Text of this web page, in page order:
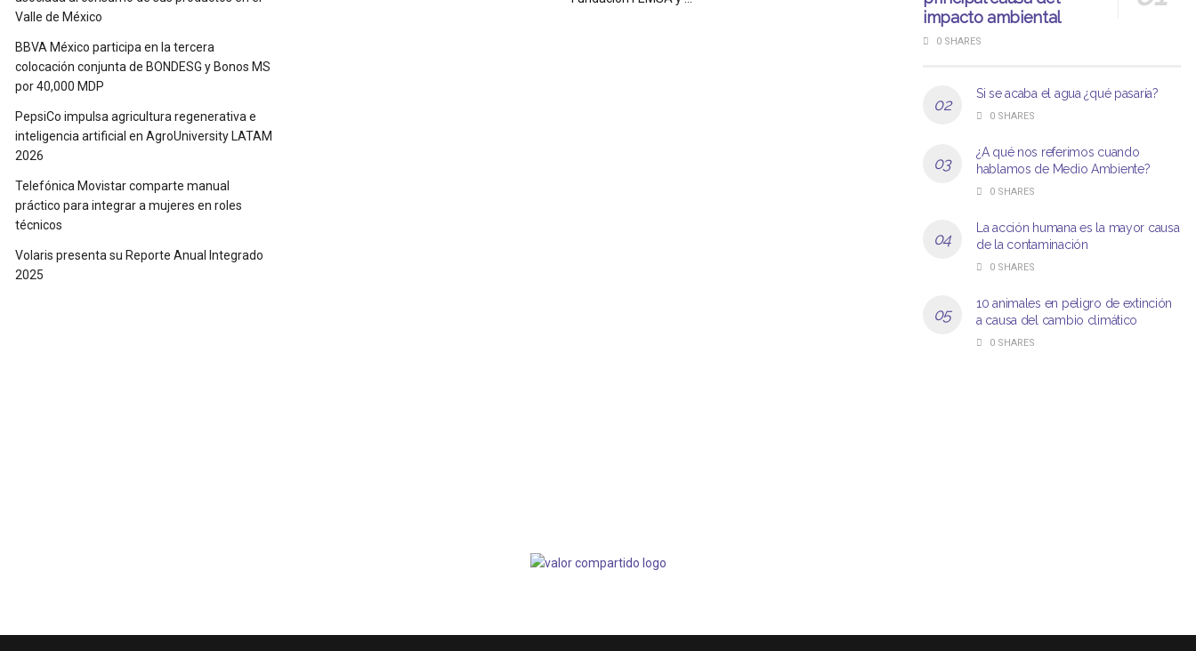
Valle de México
BBVA México participa en la tercera
colocación conjunta de BONDESG y Bonos MS
por 40,000 MDP
PepsiCo impulsa agricultura regenerativa e
inteligencia artificial en AgroUniversity LATAM
2026
Telefónica Movistar comparte manual
práctico para integrar a mujeres en roles
técnicos
Volaris presenta su Reporte Anual Integrado
2025
impacto ambiental
0 SHARES
Si se acaba el agua ¿qué pasaría?
0 SHARES
¿A qué nos referimos cuando
hablamos de Medio Ambiente?
0 SHARES
La acción humana es la mayor causa
de la contaminación
0 SHARES
10 animales en peligro de extinción
a causa del cambio climático
0 SHARES